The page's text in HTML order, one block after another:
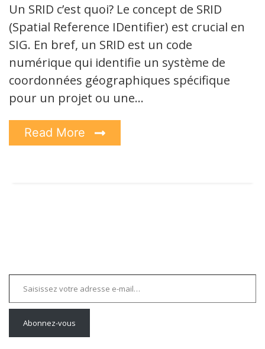
Un SRID c’est quoi? Le concept de SRID
(Spatial Reference IDentifier) est crucial en
SIG. En bref, un SRID est un code
numérique qui identifie un système de
coordonnées géographiques spécifique
pour un projet ou une…
Read More
Saisissez votre adresse e-mail…
Abonnez-vous